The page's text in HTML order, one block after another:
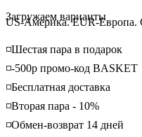
Loading...
Загружаем варианты
US-Америка. EUR-Европа.
◽️Шестая пара в подарок
◽️-500р промо-код BASKET
◽️Бесплатная доставка
◽️Вторая пара - 10%
◽️Обмен-возврат 14 дней